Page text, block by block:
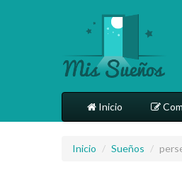
Inicio
Inicio / Sueños /